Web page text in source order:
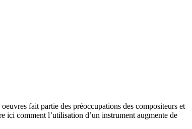
fait partie des préoccupations des compositeurs et
ici comment l’utilisation d’un instrument augmente de